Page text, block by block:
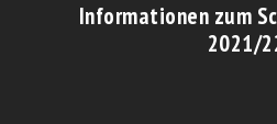
Informationen zum
2021/